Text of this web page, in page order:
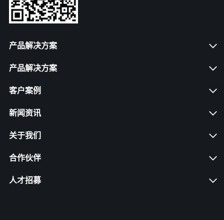
产品解决方案
产品解决方案
客户案例
新闻资讯
关于我们
合作伙伴
人才招募